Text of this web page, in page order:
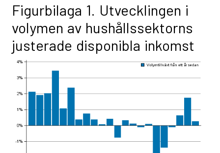
Figurbilaga 1. Utvecklingen i
volymen av hushållssektorns
justerade disponibla inkomst